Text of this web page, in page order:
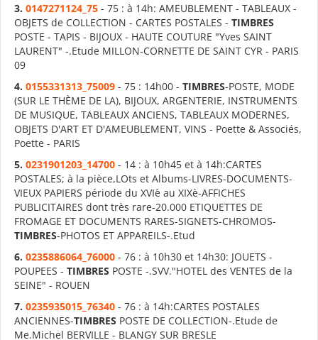
3. 0147271124_75 - 75 : à 14h: AMEUBLEMENT - TABLEAUX -
OBJETS de COLLECTION - CARTES POSTALES - TIMBRES
POSTE - TAPIS - BIJOUX - HAUTE COUTURE "Yves SAINT
LAURENT" -.Etude MILLON-CORNETTE DE SAINT CYR - PARIS
09
4. 0155331313_75009 - 75 : 14h00 - TIMBRES-POSTE, MODE
(SUR LE THÈME DE LA), BIJOUX, ARGENTERIE, INSTRUMENTS
DE MUSIQUE, TABLEAUX ANCIENS, TABLEAUX MODERNES,
OBJETS D'ART ET D'AMEUBLEMENT, VINS - Poette & Associés,
Poette - PARIS
5. 0231901203_14700 - 14 : à 10h45 et à 14h:CARTES
POSTALES; à la pièce,LOts et Albums-LIVRES-DOCUMENTS-
VIEUX PAPIERS période du XVIè au XIXè-AFFICHES
PUBLICITAIRES dont très rare-20.000 ETIQUETTES DE
FROMAGE ET DOCUMENTS RARES-SIGNETS-CHROMOS-
TIMBRES-PHOTOS ET APPAREILS-.Etud
6. 0235886064_76000 - 76 : à 10h30 et 14h30: JOUETS -
POUPEES - TIMBRES POSTE -.SVV."HOTEL des VENTES de la
SEINE" - ROUEN
7. 0235935015_76340 - 76 : à 14h:CARTES POSTALES
ANCIENNES-TIMBRES POSTE DE COLLECTION-.Etude de
Me.Michel BERVILLE - BLANGY SUR BRESLE